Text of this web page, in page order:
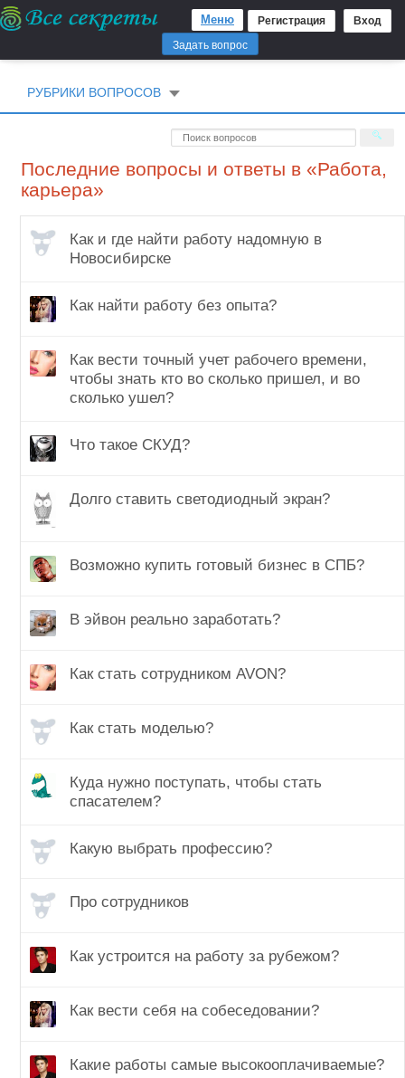
Регистрация Вход
Меню
Задать вопрос
РУБРИКИ ВОПРОСОВ
Последние вопросы и ответы в «Работа,
карьера»
Как и где найти работу надомную в
Новосибирске
Как найти работу без опыта?
Как вести точный учет рабочего времени,
чтобы знать кто во сколько пришел, и во
сколько ушел?
Что такое СКУД?
Долго ставить светодиодный экран?
Возможно купить готовый бизнес в СПБ?
В эйвон реально заработать?
Как стать сотрудником AVON?
Как стать моделью?
Куда нужно поступать, чтобы стать
спасателем?
Какую выбрать профессию?
Про сотрудников
Как устроится на работу за рубежом?
Как вести себя на собеседовании?
Какие работы самые высокооплачиваемые?